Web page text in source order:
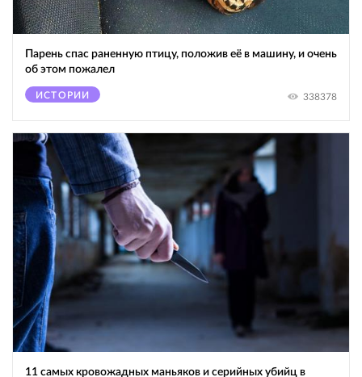
Парень спас раненную птицу, положив её в машину, и очень
об этом пожалел
ИСТОРИИ 338378
11 самых кровожадных маньяков и серийных убийц в